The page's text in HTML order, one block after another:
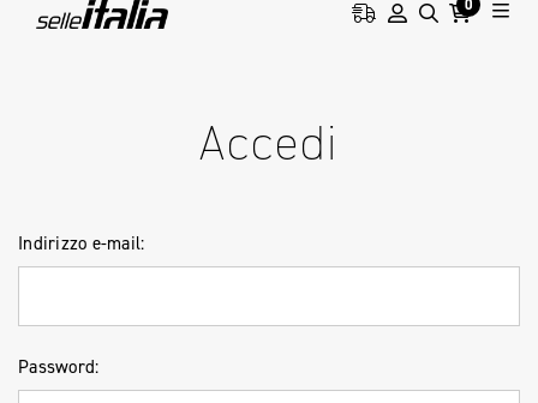
0
Accedi
Indirizzo e-mail:
Password: